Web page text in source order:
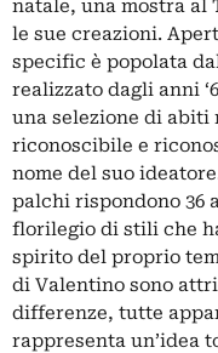
natale, una mostra al
le sue creazioni.
specific è popolata
realizzato dagli anni
una selezione di abiti
riconoscibile e
nome del suo
palchi rispondono 36
florilegio di stili che
spirito del proprio
di Valentino sono
differenze, tutte
rappresenta un’idea